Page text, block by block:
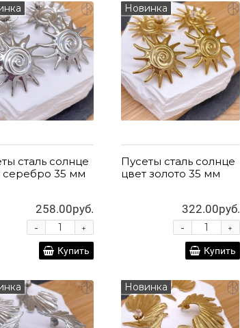
сталь солнце
серебро 35 мм
258.00руб.
+
-
Купить
Новинка
Пусеты сталь солнце
цвет золото 35 мм
322.00руб.
+
-
Купить
Новинка